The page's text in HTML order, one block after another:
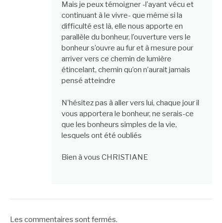
Mais je peux témoigner -l’ayant vécu et
continuant à le vivre- que même si la
difficulté est là, elle nous apporte en
parallèle du bonheur, l’ouverture vers le
bonheur s’ouvre au fur et à mesure pour
arriver vers ce chemin de lumière
étincelant, chemin qu’on n’aurait jamais
pensé atteindre
N’hésitez pas à aller vers lui, chaque jour il
vous apportera le bonheur, ne serais-ce
que les bonheurs simples de la vie,
lesquels ont été oubliés
Bien à vous CHRISTIANE
Les commentaires sont fermés.